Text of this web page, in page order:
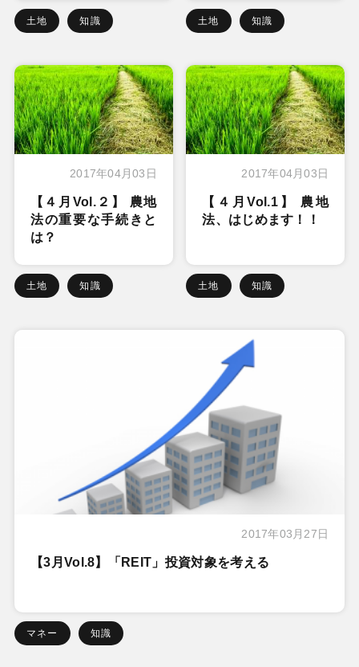
土地 知識 土地 知識
2017年04月03日
【４月Vol.２】 農地
法の重要な手続きと
は？
土地 知識
2017年04月03日
【４月Vol.1】 農地
法、はじめます！！
土地 知識
2017年03月27日
【3月Vol.8】「REIT」投資対象を考える
マネー 知識